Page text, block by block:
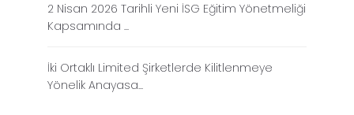
2 Nisan 2026 Tarihli Yeni İSG Eğitim Yönetmeliği
Kapsamında ...
İki Ortaklı Limited Şirketlerde Kilitlenmeye
Yönelik Anayasa...